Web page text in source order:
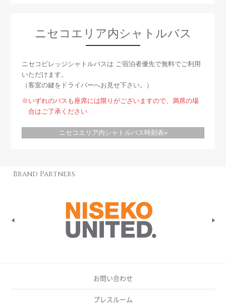
ニセコエリア内シャトルバス
ニセコビレッジシャトルバスは ご宿泊者優先で無料でご利用
いただけます。
（客室の鍵をドライバーへお見せ下さい。）
※いずれのバスも座席には限りがございますので、満席の場
合はご了承ください
ニセコエリア内シャトルバス時刻表»
Brand Partners
お問い合わせ
プレスルーム